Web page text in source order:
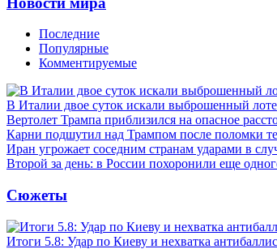
Последние
Популярные
Комментируемые
В Италии двое суток искали выброшенный
Вертолет Трампа приблизился на опасное
Карни подшутил над Трампом после поломки
Иран угрожает соседним странам ударами в
Второй за день: в России похоронили еще
Сюжеты
Итоги 5.8: Удар по Киеву и нехватка